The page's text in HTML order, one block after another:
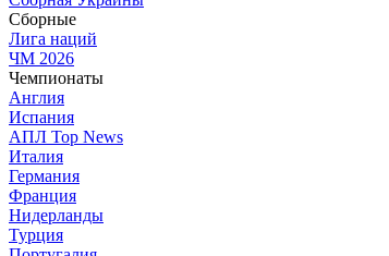
Сборные
Лига наций
ЧМ 2026
Чемпионаты
Англия
Испания
АПЛ Top News
Италия
Германия
Франция
Нидерланды
Турция